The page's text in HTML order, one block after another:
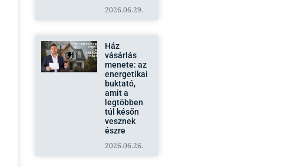
2026.06.29.
Ház
vásárlás
menete: az
energetikai
buktató,
amit a
legtöbben
túl későn
vesznek
észre
2026.06.26.